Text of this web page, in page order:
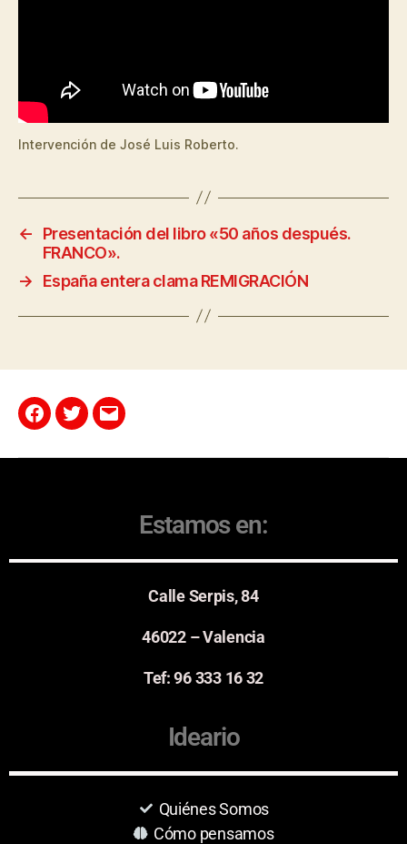
Intervención de José Luis Roberto.
←
Presentación del libro «50 años después.
FRANCO».
→
España entera clama REMIGRACIÓN
Estamos en:
Calle Serpis, 84
46022 – Valencia
Tef: 96 333 16 32
Ideario
Quiénes Somos
Cómo pensamos